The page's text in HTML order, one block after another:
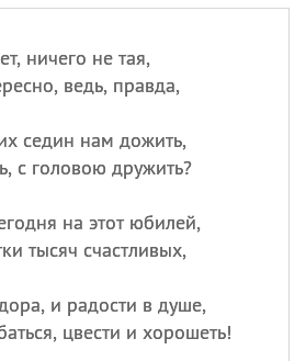
ничего не тая,
ведь, правда,
седин нам дожить,
с головою дружить?
на этот юбилей,
тысяч счастливых,
и радости в душе,
цвести и хорошеть!